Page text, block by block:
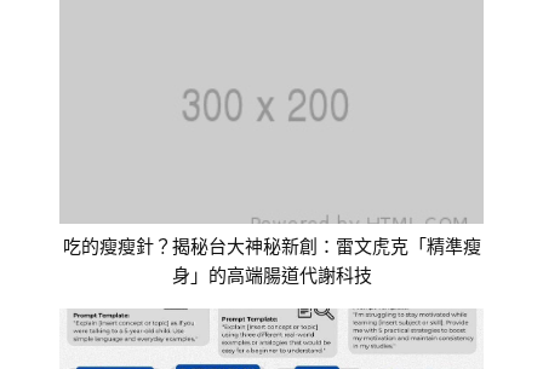
吃的瘦瘦針？揭秘台大神秘新創：雷文虎克「精準瘦
身」的高端腸道代謝科技